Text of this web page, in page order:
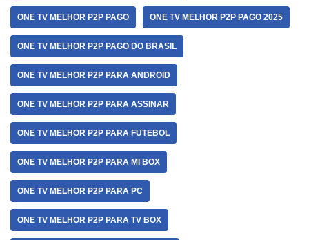
ONE TV MELHOR P2P PAGO ONE TV MELHOR P2P PAGO 2025
ONE TV MELHOR P2P PAGO DO BRASIL
ONE TV MELHOR P2P PARA ANDROID
ONE TV MELHOR P2P PARA ASSINAR
ONE TV MELHOR P2P PARA FUTEBOL
ONE TV MELHOR P2P PARA MI BOX
ONE TV MELHOR P2P PARA PC
ONE TV MELHOR P2P PARA TV BOX